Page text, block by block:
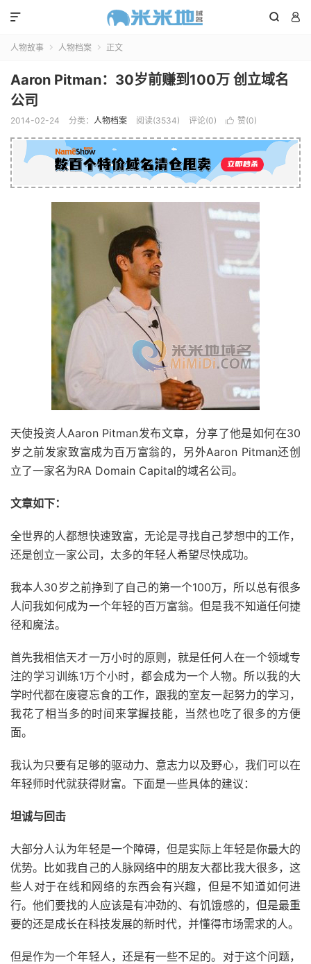
 

人物故事  人物档案  正文
Aaron Pitman：30岁前赚到100万 创立域名
公司
2014-02-24 分类： 人物档案 阅读(3534) 评论(0)  赞(0)
天使投资人Aaron Pitman发布文章，分享了他是如何在30
岁之前发家致富成为百万富翁的，另外Aaron Pitman还创
立了一家名为RA Domain Capital的域名公司。
文章如下：
全世界的人都想快速致富，无论是寻找自己梦想中的工作，
还是创立一家公司，太多的年轻人希望尽快成功。
我本人30岁之前挣到了自己的第一个100万，所以总有很多
人问我如何成为一个年轻的百万富翁。但是我不知道任何捷
径和魔法。
首先我相信天才一万小时的原则，就是任何人在一个领域专
注的学习训练1万个小时，都会成为一个人物。所以我的大
学时代都在废寝忘食的工作，跟我的室友一起努力的学习，
我花了相当多的时间来掌握技能，当然也吃了很多的方便
面。
我认为只要有足够的驱动力、意志力以及野心，我们可以在
年轻师时代就获得财富。下面是一些具体的建议：
坦诚与回击
大部分人认为年轻是一个障碍，但是实际上年轻是你最大的
优势。比如我自己的人脉网络中的朋友大都比我大很多，这
些人对于在线和网络的东西会有兴趣，但是不知道如何进
行。他们要找的人应该是有冲劲的、有饥饿感的，但是最重
要的还是成长在科技发展的新时代，并懂得市场需求的人。
但是作为一个年轻人，还是有一些不足的。对于这个问题，